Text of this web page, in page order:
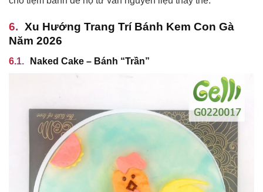
Xu Hướng Trang Trí Bánh Kem Con Gà
Năm 2026
Naked Cake – Bánh “Trần”